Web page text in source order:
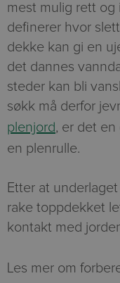
mest mulig rett og
definerer hvor
dekke kan gi en
det dannes
steder kan bli
søkk må derfor
plenjord, er det en
en plenrulle.
Etter at
rake toppdekket
kontakt med
Les mer om